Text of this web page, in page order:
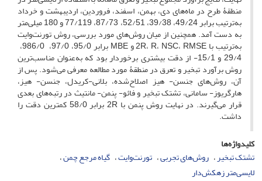
منطقۀ طرح در ماه‌های دی، بهمن، اسفند، فروردین، اردیبهشت و خرداد
به‌ترتیب برابر 49/24، 39/38، 52/51، 87/73، 77/119 و 180 میلی‌متر
به دست آمد. همچنین از میان روش‌های مورد بررسی، روش تورنت‌وایت
به‌ترتیب با 2R، R، NSC، RMSE و MBE برابر 95/0، 97/0، 986/0،
29/4 و 15/1- از دقت بیشتری برخوردار بود که به‌عنوان مناسب‌ترین
روش برآورد تبخیر و تعرق در منطقۀ مورد مطالعه معرفی می‌شود. پس از
آن، روش‌های جنسن- هیز اصلاح‌شده، بلانی‌-کریدل، جنسن‌- هیز،
هارگریوز- سامانی، تشتک تبخیر و فائو- پنمن- مانتیث در رتبه‌های بعدی
قرار می‌گیرند. در نهایت روش پنمن با 2R برابر 58/0 کمترین دقت را
داشت.
کلیدواژه‌ها
تشتک تبخیر روش‌های تجربی تورنت‌وایت گیاه مرجع چمن
لایسی‌متر زهکش‌دار